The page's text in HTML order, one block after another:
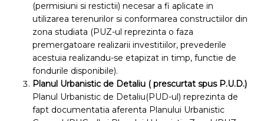
(permisiuni si restictii) necesar a fi aplicate in
utilizarea terenurilor si conformarea constructiilor din
zona studiata (PUZ-ul reprezinta o faza
premergatoare realizarii investitiilor, prevederile
acestuia realizandu-se etapizat in timp, functie de
fondurile disponibile).
Planul Urbanistic de Detaliu ( prescurtat spusP.U.D.)
Planul Urbanistic de Detaliu(PUD-ul) reprezinta de
fapt documentatia aferenta Planului Urbanistic